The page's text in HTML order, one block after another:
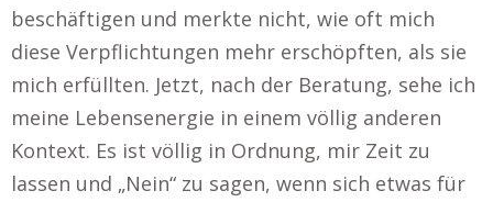
beschäftigen und merkte nicht, wie oft mich
diese Verpflichtungen mehr erschöpften, als sie
mich erfüllten. Jetzt, nach der Beratung, sehe ich
meine Lebensenergie in einem völlig anderen
Kontext. Es ist völlig in Ordnung, mir Zeit zu
lassen und „Nein“ zu sagen, wenn sich etwas für